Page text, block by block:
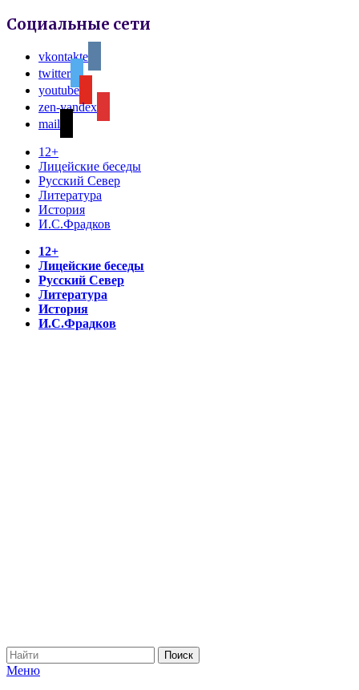
Социальные сети
vkontakte
twitter
youtube
zen-yandex
mail
12+
Лицейские беседы
Русский Север
Литература
История
И.С.Фрадков
12+
Лицейские беседы
Русский Север
Литература
История
И.С.Фрадков
Меню